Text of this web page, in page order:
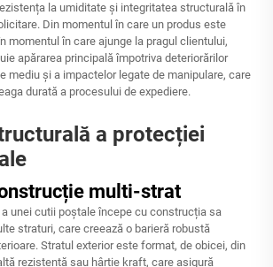
la umiditate și integritatea structurală în
Din momentul în care un produs este
momentul în care ajunge la pragul clientului,
apărarea principală împotriva deteriorărilor
mediu și a impactelor legate de manipulare, care
durată a procesului de expediere.
a protecției
multi-strat
unei cutii poștale începe cu construcția sa
straturi, care creează o barieră robustă
Stratul exterior este format, de obicei, din
rezistență sau hârtie kraft, care asigură